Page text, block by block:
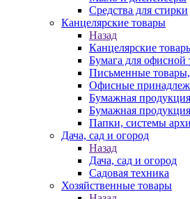
Средства для стирки
Канцелярские товары
Назад
Канцелярские
Бумага для офисной
Письменные
Офисные
Бумажная
Бумажная
Папки, системы
Дача, сад и огород
Назад
Дача, сад и огород
Садовая техника
Хозяйственные товары